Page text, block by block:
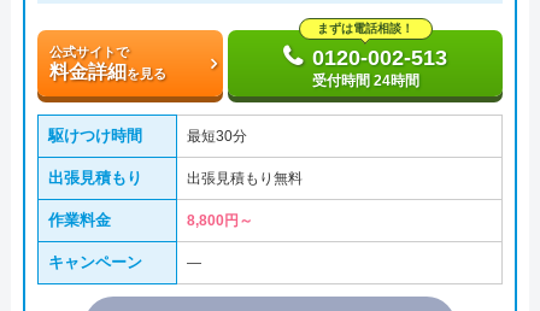
公式サイトで
料金詳細を見る
まずは電話相談！
0120-002-513
受付時間 24時間
駆けつけ時間 最短30分
出張見積もり 出張見積もり無料
作業料金 8,800円～
キャンペーン ―